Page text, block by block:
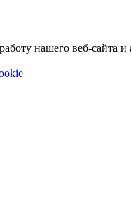
нашего веб-сайта и